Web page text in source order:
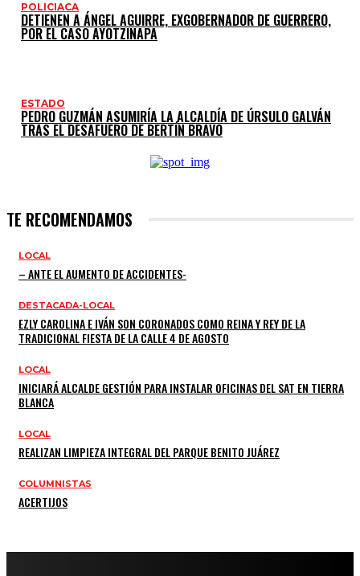
POLICIACA
DETIENEN A ÁNGEL AGUIRRE, EXGOBERNADOR DE GUERRERO,
POR EL CASO AYOTZINAPA
ESTADO
PEDRO GUZMÁN ASUMIRÍA LA ALCALDÍA DE ÚRSULO GALVÁN
TRAS EL DESAFUERO DE BERTÍN BRAVO
TE RECOMENDAMOS
LOCAL
– ANTE EL AUMENTO DE ACCIDENTES-
DESTACADA-LOCAL
EZLY CAROLINA E IVÁN SON CORONADOS COMO REINA Y REY DE LA
TRADICIONAL FIESTA DE LA CALLE 4 DE AGOSTO
LOCAL
INICIARÁ ALCALDE GESTIÓN PARA INSTALAR OFICINAS DEL SAT EN TIERRA
BLANCA
LOCAL
REALIZAN LIMPIEZA INTEGRAL DEL PARQUE BENITO JUÁREZ
COLUMNISTAS
ACERTIJOS